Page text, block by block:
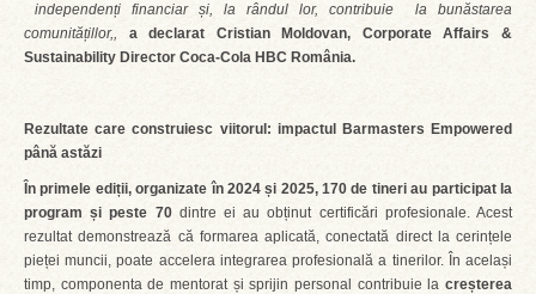
independenți financiar și, la rândul lor, contribuie la bunăstarea
comunitățillor,,
a declarat Cristian Moldovan, Corporate Affairs &
Sustainability Director Coca-Cola HBC România.
Rezultate care construiesc viitorul: impactul Barmasters Empowered
până astăzi
În primele ediții, organizate în 2024 și 2025, 170 de tineri au participat la
program și peste 70 dintre ei au obținut certificări profesionale. Acest
rezultat demonstrează că formarea aplicată, conectată direct la cerințele
pieței muncii, poate accelera integrarea profesională a tinerilor. În același
timp, componenta de mentorat și sprijin personal contribuie la creșterea